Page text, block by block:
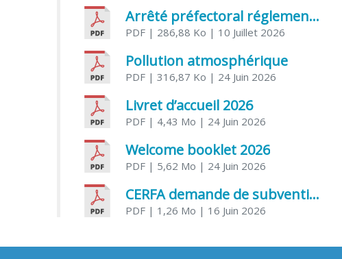
Arrêté préfectoral réglementant l’usage de l’eau
PDF | 286,88 Ko | 10 Juillet 2026
Pollution atmosphérique
PDF | 316,87 Ko | 24 Juin 2026
Livret d’accueil 2026
PDF | 4,43 Mo | 24 Juin 2026
Welcome booklet 2026
PDF | 5,62 Mo | 24 Juin 2026
CERFA demande de subvention association
PDF | 1,26 Mo | 16 Juin 2026